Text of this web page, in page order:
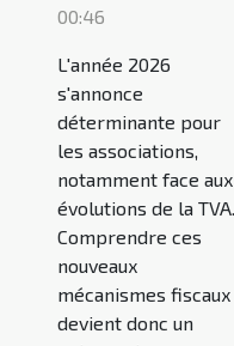
00:46
L'année 2026
s'annonce
déterminante pour
les associations,
notamment face aux
évolutions de la TVA.
Comprendre ces
nouveaux
mécanismes fiscaux
devient donc un